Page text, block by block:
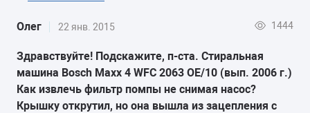
Олег 22 янв. 2015 1444
Здравствуйте! Подскажите, п-ста. Стиральная
машина Bosch Maxx 4 WFC 2063 OE/10 (вып. 2006 г.)
Как извлечь фильтр помпы не снимая насос?
Крышку открутил, но она вышла из зацепления с